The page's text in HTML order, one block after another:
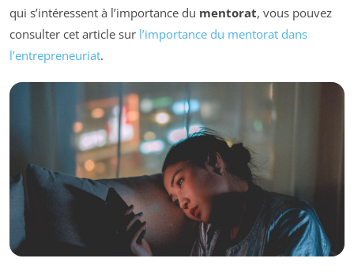
qui s’intéressent à l’importance du mentorat, vous pouvez
consulter cet article sur l’importance du mentorat dans
l’entrepreneuriat.